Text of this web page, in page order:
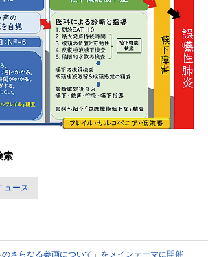
索
ュース
のさらなる参画について」をメインテーマに開催